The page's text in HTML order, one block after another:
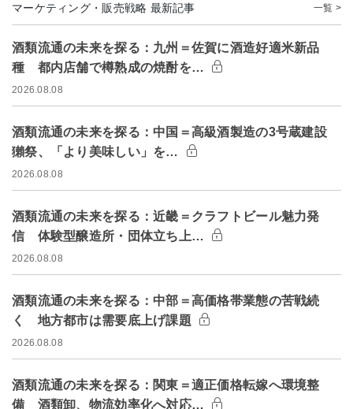
マーケティング・販売戦略 最新記事 一覧 >
酒類流通の未来を探る：九州＝佐賀に酒造好適米新品
種 都内店舗で樽熟成の焼酎を…
2026.08.08
酒類流通の未来を探る：中国＝高級酒製造の3号蔵建設
獺祭、「より美味しい」を…
2026.08.08
酒類流通の未来を探る：近畿＝クラフトビール魅力発
信 体験型醸造所・団体立ち上…
2026.08.08
酒類流通の未来を探る：中部＝高価格帯業態の苦戦続
く 地方都市は需要底上げ課題
2026.08.08
酒類流通の未来を探る：関東＝適正価格転嫁へ環境整
備 酒類卸、物流効率化へ対応…